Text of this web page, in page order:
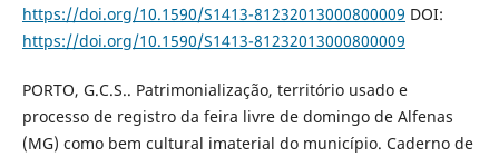
https://doi.org/10.1590/S1413-81232013000800009 DOI:
https://doi.org/10.1590/S1413-81232013000800009
PORTO, G.C.S.. Patrimonialização, território usado e
processo de registro da feira livre de domingo de Alfenas
(MG) como bem cultural imaterial do município. Caderno de